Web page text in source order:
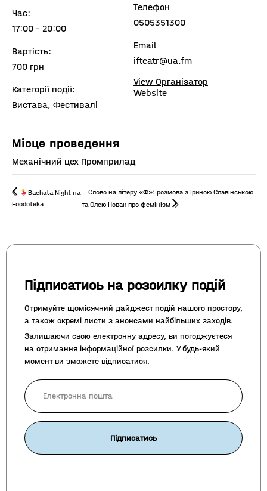
Час:
17:00 - 20:00
Вартість:
700 грн
Категорії події:
Вистава, Фестивалі
Телефон
0505351300
Email
ifteatr@ua.fm
View Організатор
Website
Місце проведення
Механічний цех Промприлад
Bachata Night на
Foodoteka
Слово на літеру «Ф»: розмова з Іриною Славінською
та Олею Новак про фемінізм
Підписатись на розсилку подій
Отримуйте щомісячний дайджест подій нашого простору,
а також окремі листи з анонсами найбільших заходів.
Залишаючи свою електронну адресу, ви погоджуєтеся
на отримання інформаційної розсилки. У будь-який
момент ви зможете відписатися.